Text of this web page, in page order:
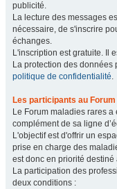
publicité.
La lecture des messages
nécessaire, de s'inscrire
échanges.
L'inscription est gratuite. Il
La protection des données
politique de confidentialité.
Les participants au
Le Forum maladies rares
complément de sa ligne
L'objectif est d'offrir un
prise en charge des
est donc en priorité
La participation des
deux conditions :